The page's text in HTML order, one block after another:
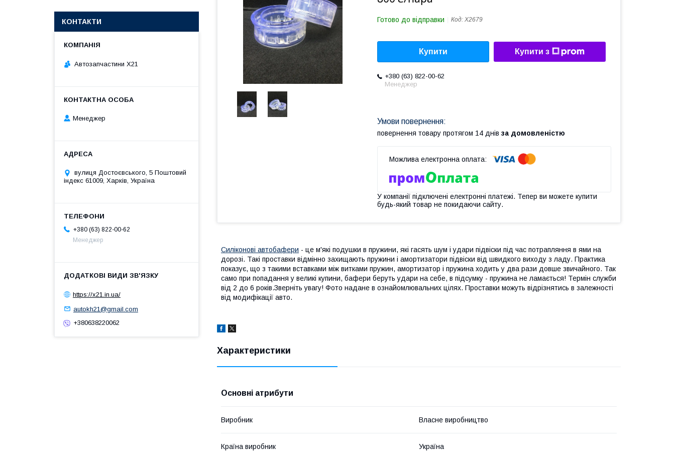
Готово до відправки Код: X2679
Купити Купити з
+380 (63) 822-00-62
Менеджер
повернення товару протягом 14 днів за домовленістю
У компанії підключені електронні платежі. Тепер ви можете купити
будь-який товар не покидаючи сайту.
Силіконові автобафери - це м'які подушки в пружини, які гасять шум і удари підвіски під час потрапляння в ями на
дорозі. Такі проставки відмінно захищають пружини і амортизатори підвіски від швидкого виходу з ладу. Практика
показує, що з такими вставками між витками пружин, амортизатор і пружина ходить у два рази довше звичайного. Так
само при попадання у великі купини, бафери беруть удари на себе, в підсумку - пружина не ламається! Термін служби
від 2 до 6 років.Зверніть увагу! Фото надане в ознайомлювальних цілях. Проставки можуть відрізнятись в залежності
від модифікації авто.
Характеристики
Основні атрибути
Виробник Власне виробництво
Країна виробник Україна
КОНТАКТИ
Автозапчастини X21
Менеджер
вулиця Достоєвського, 5 Поштовий
індекс 61009, Харків, Україна
+380 (63) 822-00-62
Менеджер
https://x21.in.ua/
autokh21@gmail.com
+380638220062